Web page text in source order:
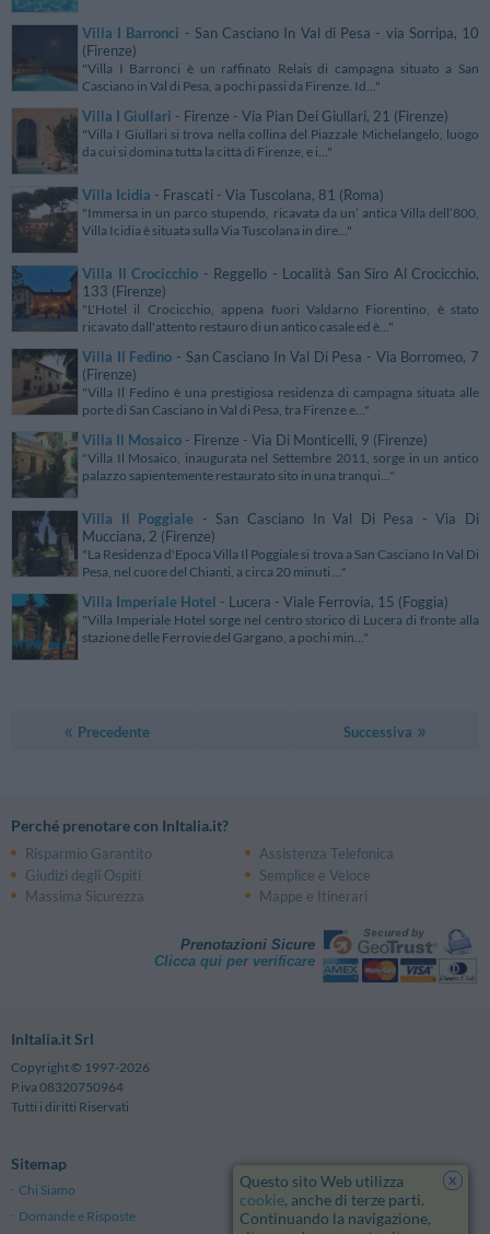
Villa I Barronci - San Casciano In Val di Pesa - via Sorripa, 10
(Firenze)
"Villa I Barronci è un raffinato Relais di campagna situato a San
Casciano in Val di Pesa, a pochi passi da Firenze. Id..."
Villa I Giullari - Firenze - Via Pian Dei Giullari, 21 (Firenze)
"Villa I Giullari si trova nella collina del Piazzale Michelangelo, luogo
da cui si domina tutta la città di Firenze, e i..."
Villa Icidia - Frascati - Via Tuscolana, 81 (Roma)
"Immersa in un parco stupendo, ricavata da un’ antica Villa dell’800,
Villa Icidia è situata sulla Via Tuscolana in dire..."
Villa Il Crocicchio - Reggello - Località San Siro Al Crocicchio,
133 (Firenze)
"L'Hotel il Crocicchio, appena fuori Valdarno Fiorentino, è stato
ricavato dall'attento restauro di un antico casale ed è..."
Villa Il Fedino - San Casciano In Val Di Pesa - Via Borromeo, 7
(Firenze)
"Villa Il Fedino è una prestigiosa residenza di campagna situata alle
porte di San Casciano in Val di Pesa, tra Firenze e..."
Villa Il Mosaico - Firenze - Via Di Monticelli, 9 (Firenze)
"Villa Il Mosaico, inaugurata nel Settembre 2011, sorge in un antico
palazzo sapientemente restaurato sito in una tranqui..."
Villa Il Poggiale - San Casciano In Val Di Pesa - Via Di
Mucciana, 2 (Firenze)
"La Residenza d'Epoca Villa Il Poggiale si trova a San Casciano In Val Di
Pesa, nel cuore del Chianti, a circa 20 minuti ..."
Villa Imperiale Hotel - Lucera - Viale Ferrovia, 15 (Foggia)
"Villa Imperiale Hotel sorge nel centro storico di Lucera di fronte alla
stazione delle Ferrovie del Gargano, a pochi min..."
Precedente Successiva
Perché prenotare con InItalia.it?
Risparmio Garantito
Assistenza Telefonica
Giudizi degli Ospiti
Semplice e Veloce
Massima Sicurezza
Mappe e Itinerari
Prenotazioni Sicure
Clicca qui per verificare
InItalia.it Srl
Copyright © 1997-2026
P.iva 08320750964
Tutti i diritti Riservati
Sitemap
Chi Siamo
Note Legali
Domande e Risposte
Privacy
x
Questo sito Web utilizza
cookie, anche di terze parti.
Continuando la navigazione,